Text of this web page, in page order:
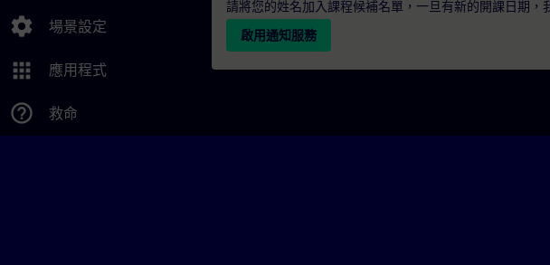
settings 場景設定
apps 應用程式
help_outline 救命
請將您的姓名加入課程候補名單，一旦有新的開課日期，
啟用通知服務